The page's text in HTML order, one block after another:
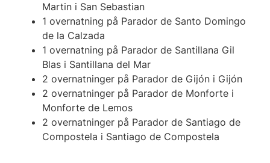
Martin i San Sebastian
1 overnatning på Parador de Santo Domingo
de la Calzada
1 overnatning på Parador de Santillana Gil
Blas i Santillana del Mar
2 overnatninger på Parador de Gijón i Gijón
2 overnatninger på Parador de Monforte i
Monforte de Lemos
2 overnatninger på Parador de Santiago de
Compostela i Santiago de Compostela